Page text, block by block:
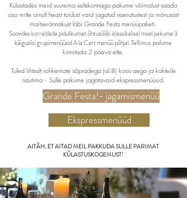
Külastades meid suurema seltskonnaga pakume võimalust saada
osa mitte ainult heast toidust vaid jagatud naeratustest ja mõnusast
maitserännakust läbi Grande Festa menüüpaketi.
Soovides korraldada pidulikumat õhtusööki klassikalisel moel pakume 3
käiguslisi grupimenüüsid A la Cart menüü põhjal.Tellimus palume
kinnitada 2 päeva ette.
Tuled lihtsalt rohkemate sõpradega (al.8) koos aega ja kokteile
nautima - Sulle pakume jagatavaid ekspressmenüüsid.
Grande Festa!- jagamismenüü
Ekspressmenüüd
AITÄH, ET AITAD MEIL PAKKUDA SULLE PARIMAT
KÜLASTUSKOGEMUST!